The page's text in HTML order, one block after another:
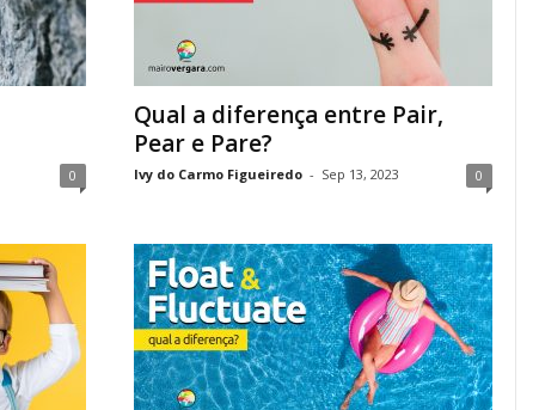
0
Qual a diferença entre Pair,
Pear e Pare?
Ivy do Carmo Figueiredo - Sep 13, 2023 0